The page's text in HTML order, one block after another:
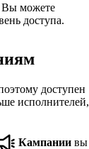
Вы можете
доступа.
доступен
исполнителей,
Кампании вы